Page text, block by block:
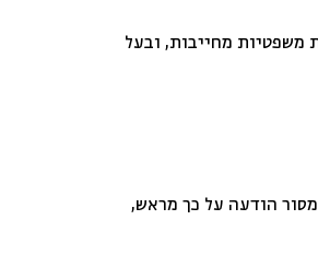
בין היתר, בכפוף להיותו בגיר שמלאו לו 18 הכשיר לבצע פעולות משפטיות מחייבות, ובעל
הודעה על כך מראש,